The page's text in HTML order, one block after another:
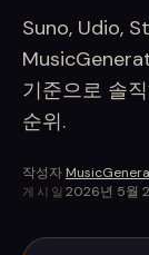
Suno, Udio,
기준으로 솔
순위.
작성자
게시일 2026년 5월